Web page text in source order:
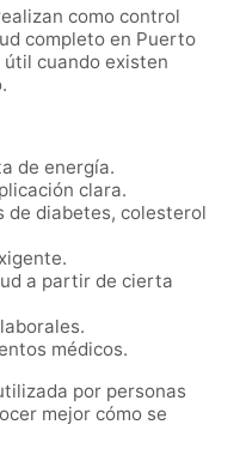
como control
completo en Puerto
cuando existen
de energía.
clara.
de diabetes, colesterol
a partir de cierta
médicos.
por personas
mejor cómo se